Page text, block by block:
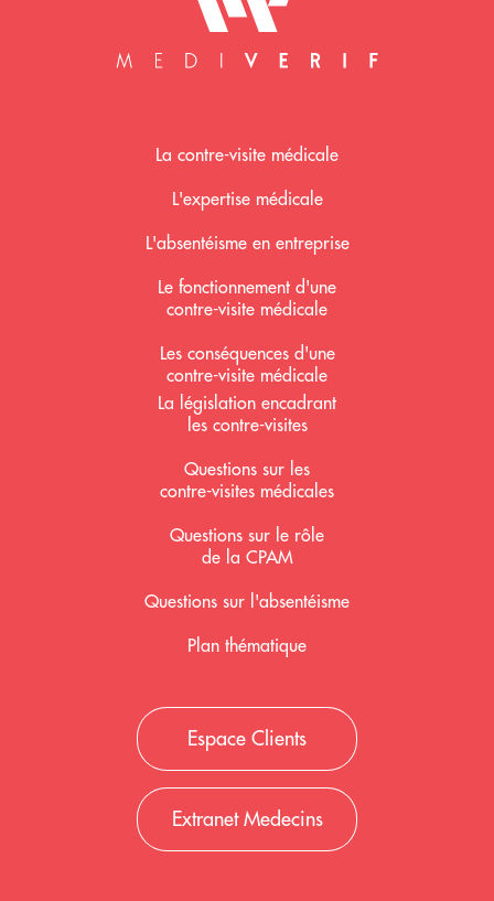
La contre-visite médicale
L'expertise médicale
L'absentéisme en entreprise
Le fonctionnement d'une
contre-visite médicale
Les conséquences d'une
contre-visite médicale
La législation encadrant
les contre-visites
Questions sur les
contre-visites médicales
Questions sur le rôle
de la CPAM
Questions sur l'absentéisme
Plan thématique
Espace Clients
Extranet Medecins